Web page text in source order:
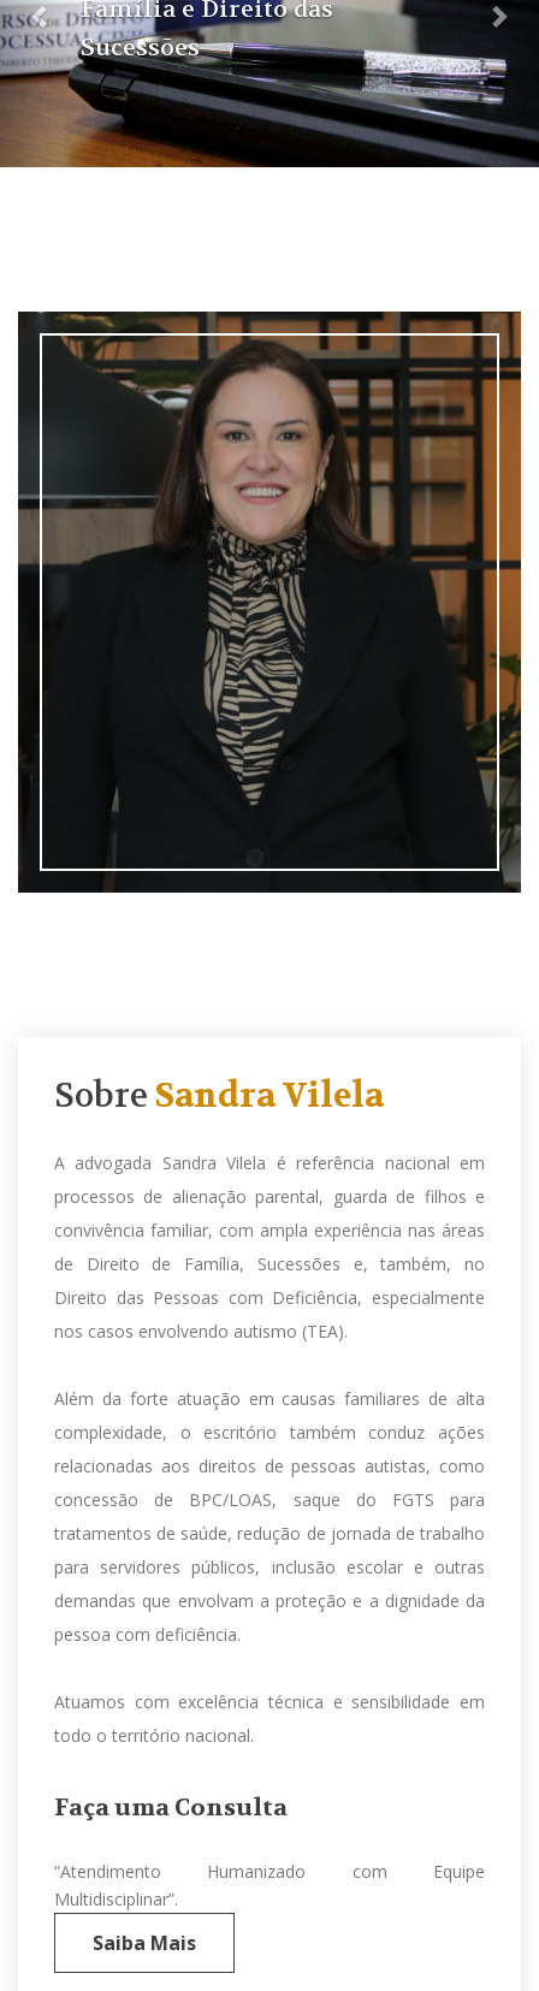
Família e Direito das
Sucessões
Sobre Sandra Vilela
A advogada Sandra Vilela é referência nacional em
processos de alienação parental, guarda de filhos e
convivência familiar, com ampla experiência nas áreas
de Direito de Família, Sucessões e, também, no
Direito das Pessoas com Deficiência, especialmente
nos casos envolvendo autismo (TEA).
Além da forte atuação em causas familiares de alta
complexidade, o escritório também conduz ações
relacionadas aos direitos de pessoas autistas, como
concessão de BPC/LOAS, saque do FGTS para
tratamentos de saúde, redução de jornada de trabalho
para servidores públicos, inclusão escolar e outras
demandas que envolvam a proteção e a dignidade da
pessoa com deficiência.
Atuamos com excelência técnica e sensibilidade em
todo o território nacional.
Faça uma Consulta
“Atendimento Humanizado com Equipe
Multidisciplinar”.
Saiba Mais